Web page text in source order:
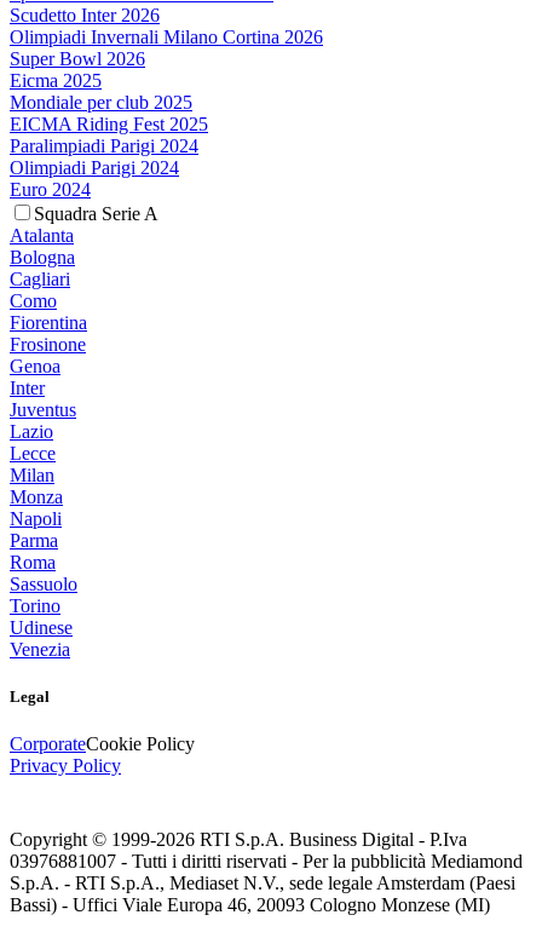
Scudetto Inter 2026
Olimpiadi Invernali Milano Cortina 2026
Super Bowl 2026
Eicma 2025
Mondiale per club 2025
EICMA Riding Fest 2025
Paralimpiadi Parigi 2024
Olimpiadi Parigi 2024
Euro 2024
Squadra Serie A
Atalanta
Bologna
Cagliari
Como
Fiorentina
Frosinone
Genoa
Inter
Juventus
Lazio
Lecce
Milan
Monza
Napoli
Parma
Roma
Sassuolo
Torino
Udinese
Venezia
Legal
CorporateCookie Policy
Privacy Policy
Copyright © 1999-2026 RTI S.p.A. Business Digital - P.Iva
03976881007 - Tutti i diritti riservati - Per la pubblicità Mediamond
S.p.A. - RTI S.p.A., Mediaset N.V., sede legale Amsterdam (Paesi
Bassi) - Uffici Viale Europa 46, 20093 Cologno Monzese (MI)